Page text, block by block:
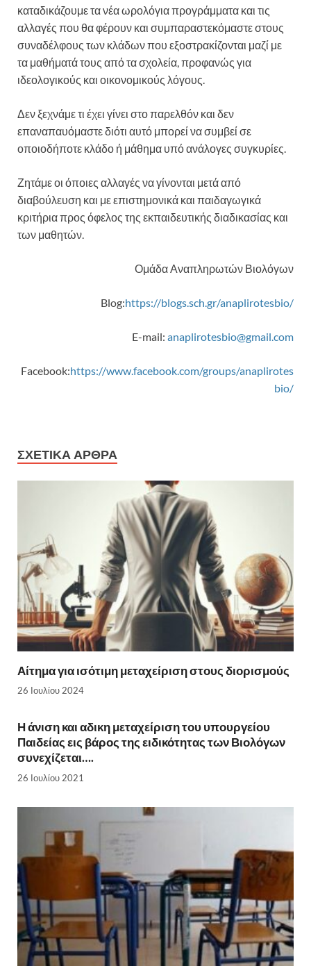
καταδικάζουμε τα νέα ωρολόγια προγράμματα και τις
αλλαγές που θα φέρουν και συμπαραστεκόμαστε στους
συναδέλφους των κλάδων που εξοστρακίζονται μαζί με
τα μαθήματά τους από τα σχολεία, προφανώς για
ιδεολογικούς και οικονομικούς λόγους.
Δεν ξεχνάμε τι έχει γίνει στο παρελθόν και δεν
επαναπαυόμαστε διότι αυτό μπορεί να συμβεί σε
οποιοδήποτε κλάδο ή μάθημα υπό ανάλογες συγκυρίες.
Ζητάμε οι όποιες αλλαγές να γίνονται μετά από
διαβούλευση και με επιστημονικά και παιδαγωγικά
κριτήρια προς όφελος της εκπαιδευτικής διαδικασίας και
των μαθητών.
Ομάδα Αναπληρωτών Βιολόγων
Blog:https://blogs.sch.gr/anaplirotesbio/
E-mail: anaplirotesbio@gmail.com
Facebook:https://www.facebook.com/groups/anaplirotes
bio/
ΣΧΕΤΙΚΆ ΆΡΘΡΑ
Αίτημα για ισότιμη μεταχείριση στους διορισμούς
26 Ιουλίου 2024
Η άνιση και αδικη μεταχείριση του υπουργείου
Παιδείας εις βάρος της ειδικότητας των Βιολόγων
συνεχίζεται….
26 Ιουλίου 2021